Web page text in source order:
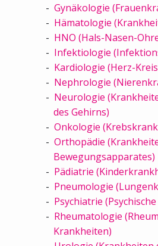
Gynäkologie
Hämatologie
HNO (Hals-Nasen-
Infektiologie
Kardiologie (Herz-
Nephrologie
Neurologie
des Gehirns)
Onkologie
Orthopädie
Bewegungsapparates)
Pädiatrie
Pneumologie
Psychiatrie
Rheumatologie
Krankheiten)